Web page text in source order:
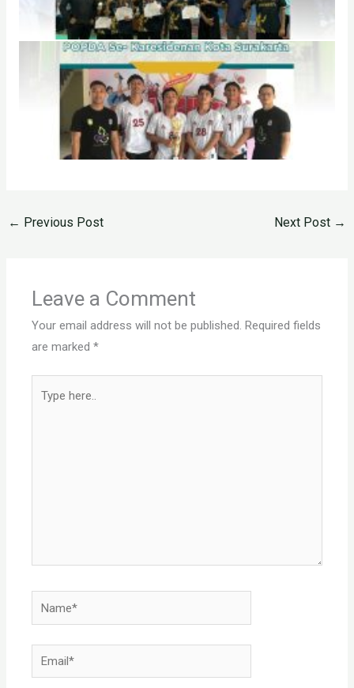
← Previous Post Next Post →
Leave a Comment
Your email address will not be published. Required fields
are marked*
here..
Name*
Email*